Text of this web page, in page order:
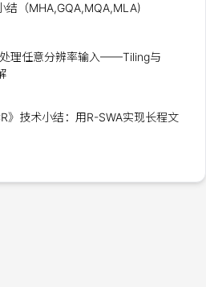
结（MHA,GQA,MQA,MLA)
理任意分辨率输入——Tiling与
》技术小结：用R-SWA实现长程文